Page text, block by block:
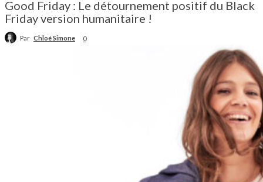
Good Friday : Le détournement positif du Black
Friday version humanitaire !
Par Chloé Simone 0